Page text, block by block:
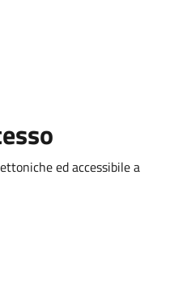
ed accessibile a